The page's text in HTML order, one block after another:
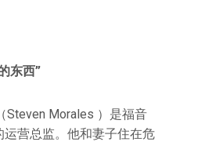
东西”
Steven Morales ）是福音
运营总监。他和妻子住在危